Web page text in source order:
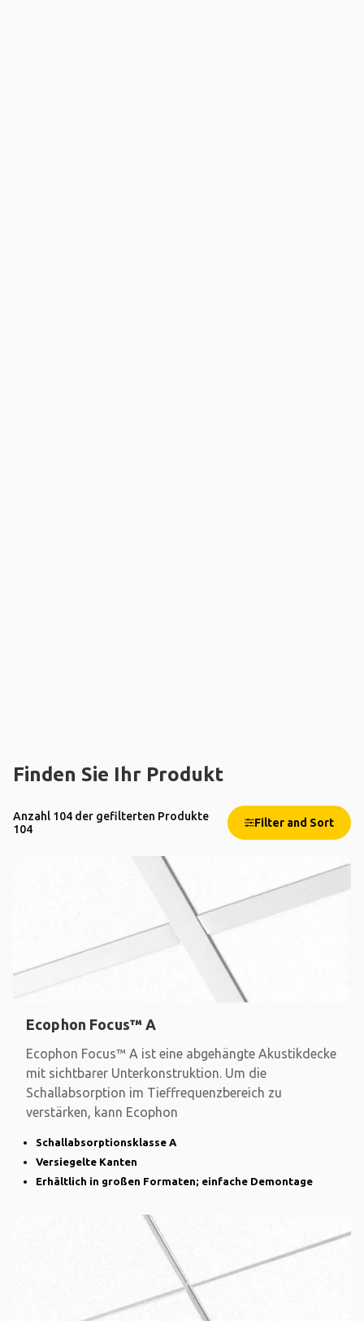
Finden Sie Ihr Produkt
Anzahl 104 der gefilterten Produkte
104
Filter and Sort
Ecophon Focus™ A
Ecophon Focus™ A ist eine abgehängte Akustikdecke
mit sichtbarer Unterkonstruktion. Um die
Schallabsorption im Tieffrequenzbereich zu
verstärken, kann Ecophon
Schallabsorptionsklasse A
Versiegelte Kanten
Erhältlich in großen Formaten; einfache Demontage